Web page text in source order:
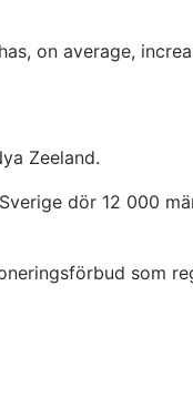
on average,
Zeeland.
dör 12 000
som